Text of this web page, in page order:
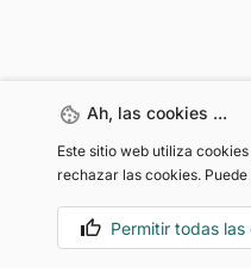
Ah, las cookies ...
Este sitio web utiliza
rechazar las cookies.
Permitir todas las